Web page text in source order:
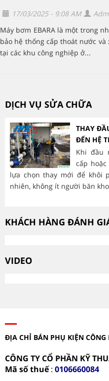
17/03/2025 - 9:08 AM
Máy bơm EBARA là một trong
bảo hệ thống cấp thoát nước
tại các khu công nghiệp ở...
DỊCH VỤ SỬA CHỮA
THAY
ĐẾN HỆ
Khi đầu
cấp
lựa chọn thay mới để khôi
nhiên, không ít người băn
KHÁCH HÀNG ĐÁNH
VIDEO
ĐỊA CHỈ BÁN PHỤ KIỆN
CÔNG TY CỔ PHẦN KỸ
Mã số thuế: 0106660084